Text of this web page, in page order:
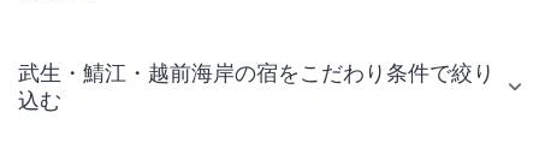
武生・鯖江・越前海岸の宿をこだわり条件で絞り
込む